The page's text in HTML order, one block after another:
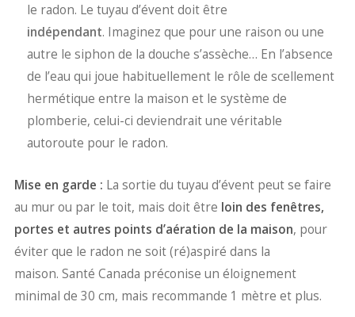
le radon. Le tuyau d’évent doit être
indépendant. Imaginez que pour une raison ou une
autre le siphon de la douche s’assèche… En l’absence
de l’eau qui joue habituellement le rôle de scellement
hermétique entre la maison et le système de
plomberie, celui-ci deviendrait une véritable
autoroute pour le radon.
Mise en garde : La sortie du tuyau d’évent peut se faire
au mur ou par le toit, mais doit être loin des fenêtres,
portes et autres points d’aération de la maison, pour
éviter que le radon ne soit (ré)aspiré dans la
maison. Santé Canada préconise un éloignement
minimal de 30 cm, mais recommande 1 mètre et plus.